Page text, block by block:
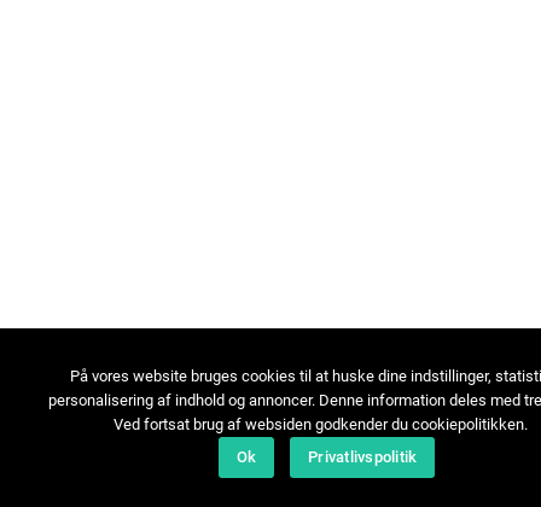
På vores website bruges cookies til at huske dine indstillinger,
personalisering af indhold og annoncer. Denne information deles med
Ved fortsat brug af websiden godkender du cookiepolitikken.
Ok
Privatlivspolitik